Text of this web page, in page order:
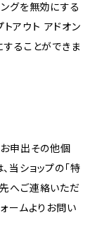
グを無効にする
アウト アドオン
ることができま
お申出その他個
当ショップの「特
へご連絡いただ
ームよりお問い